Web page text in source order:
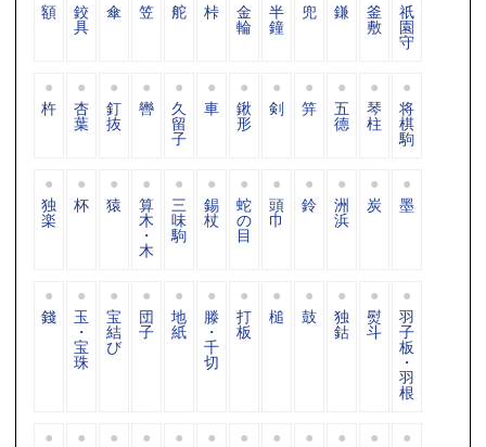
額 鉸
具
傘 笠 舵 桛 金
輪
半
鐘
兜 鎌 釜
敷
祇
園
守
杵 杏
葉
釘
抜
轡 久
留
子
車 鍬
形
剣 笄 五
德
琴
柱
将
棋
駒
独
楽
杯 猿 算
木
・
木
三
味
駒
錫
杖
蛇
の
目
頭
巾
鈴 洲
浜
炭 墨
錢 玉
・
宝
珠
宝
結
び
団
子
地
紙
滕
・
千
切
打
板
槌 鼓 独
鈷
熨
斗
羽
子
板
・
羽
根